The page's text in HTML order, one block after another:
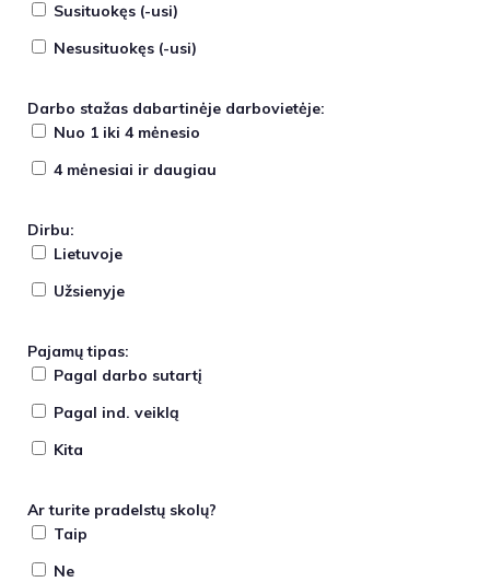
Susituokęs (-usi)
Nesusituokęs (-usi)
Darbo stažas dabartinėje darbovietėje:
Nuo 1 iki 4 mėnesio
4 mėnesiai ir daugiau
Dirbu:
Lietuvoje
Užsienyje
Pajamų tipas:
Pagal darbo sutartį
Pagal ind. veiklą
Kita
Ar turite pradelstų skolų?
Taip
Ne